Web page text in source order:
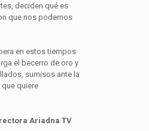
deciden qué es
que nos podemos
en estos tiempos
el becerro de oro y
sumisos ante la
quiere
Ariadna TV